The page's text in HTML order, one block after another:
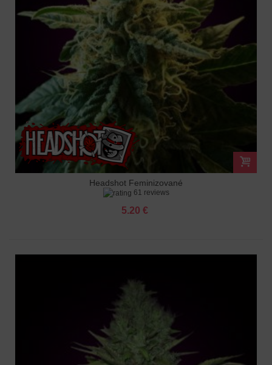
Headshot Feminizované
61 reviews
5.20 €